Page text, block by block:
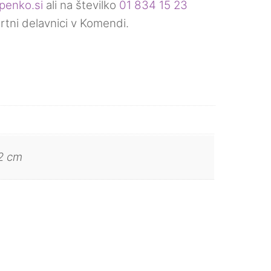
ali na številko 01 834 15 23
delavnici v Komendi.
cm